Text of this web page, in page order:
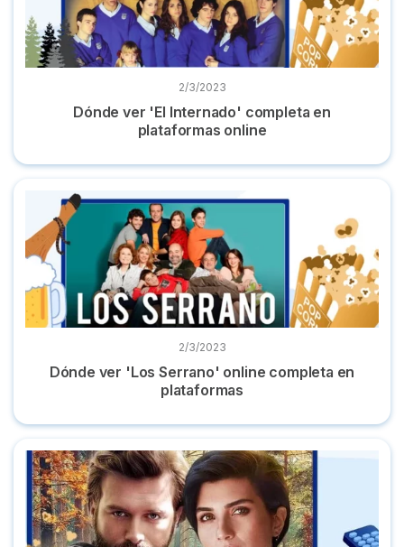
2/3/2023
Dónde ver 'El Internado' completa en
plataformas online
Dónde ver 'Los Serrano' online completa en plataformas
2/3/2023
Dónde ver 'Los Serrano' online completa en
plataformas
Las 7 mejores series turcas y dónde verlas online gratis